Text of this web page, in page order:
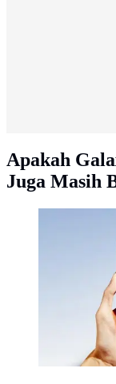
Apakah
Juga Masih